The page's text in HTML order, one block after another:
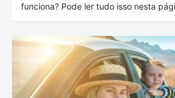
funciona? Pode ler tudo isso nesta